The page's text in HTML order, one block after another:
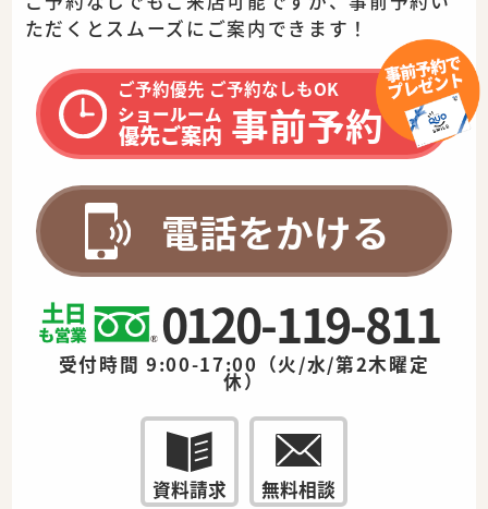
ただくとスムーズに ご案内できます！
ご予約優先 ご予約なしもOK
ショールーム
優先ご案内 事前予約
電話をかける
0120-119-811
受付時間 9:00-17:00（火/水/第2木曜定
休）
資料請求 無料相談